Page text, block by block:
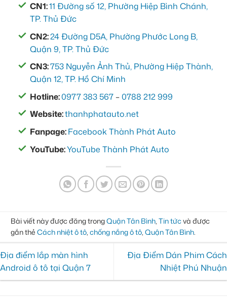
CN1:11 Đường số 12, Phường Hiệp Bình Chánh,
TP. Thủ Đức
CN2:24 Đường D5A, Phường Phước Long B,
Quận 9, TP. Thủ Đức
CN3:753 Nguyễn Ảnh Thủ, Phường Hiệp Thành,
Quận 12, TP. Hồ Chí Minh
Hotline:0977 383 567 –0788 212 999
Website:thanhphatauto.net
Fanpage:Facebook Thành Phát Auto
YouTube:YouTube Thành Phát Auto
Bài viết này được đăng trongQuận Tân Bình Tin tứcvà được
gắn thẻ Cách nhiệt ô tô chống nắng ô tô Quận Tân Bình
Địa điểm lắp màn hình
Android ô tô tại Quận 7
Địa Điểm Dán Phim Cách
Nhiệt Phú Nhuận